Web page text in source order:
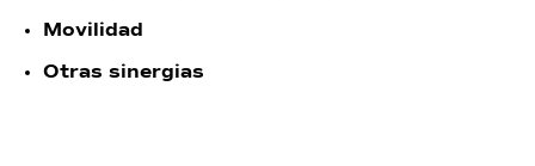
Movilidad
Otras sinergias